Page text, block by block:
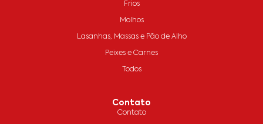
Frios
Molhos
Lasanhas, Massas e Pão de Alho
Peixes e Carnes
Todos
Contato
Contato